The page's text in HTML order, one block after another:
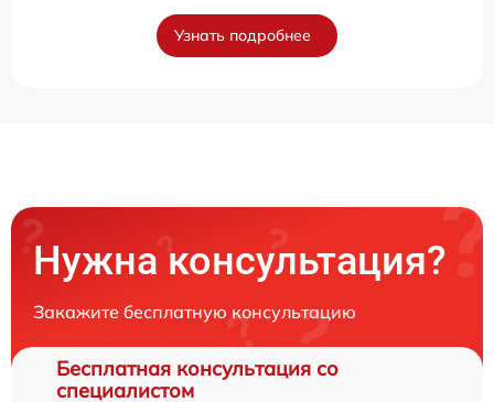
Узнать подробнее
Нужна консультация?
Закажите бесплатную консультацию
Бесплатная консультация со
специалистом